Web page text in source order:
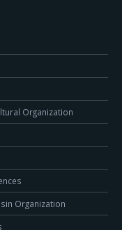
Organization
Organization